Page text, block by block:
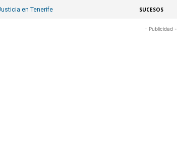
en Tenerife SUCESOS
- Publicidad -